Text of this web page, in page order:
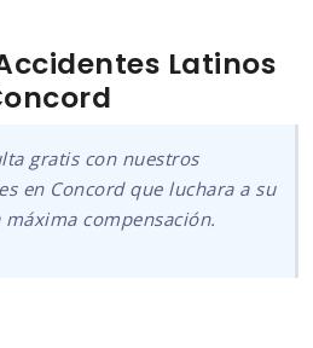
Latinos
gratis con nuestros
en Concord que luchara a su
compensación.